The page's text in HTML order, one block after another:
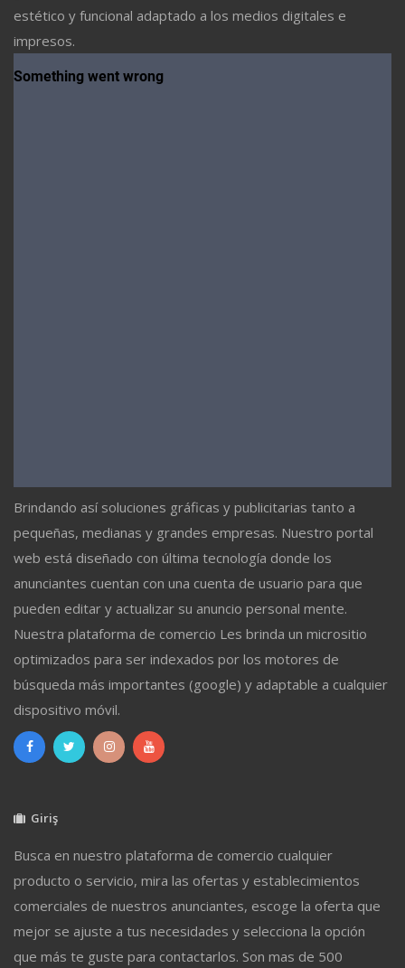
estético y funcional adaptado a los medios digitales e
impresos.
Brindando así soluciones gráficas y publicitarias tanto a
pequeñas, medianas y grandes empresas. Nuestro portal
web está diseñado con última tecnología donde los
anunciantes cuentan con una cuenta de usuario para que
pueden editar y actualizar su anuncio personal mente.
Nuestra plataforma de comercio Les brinda un micrositio
optimizados para ser indexados por los motores de
búsqueda más importantes (google) y adaptable a cualquier
dispositivo móvil.
Giriş
Busca en nuestro plataforma de comercio cualquier
producto o servicio, mira las ofertas y establecimientos
comerciales de nuestros anunciantes, escoge la oferta que
mejor se ajuste a tus necesidades y selecciona la opción
que más te guste para contactarlos. Son mas de 500